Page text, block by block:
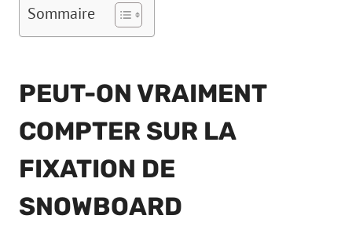
Sommaire
PEUT-ON VRAIMENT
COMPTER SUR LA
FIXATION DE
SNOWBOARD